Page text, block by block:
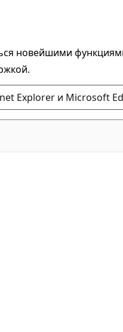
новейшими
Explorer и Microsoft